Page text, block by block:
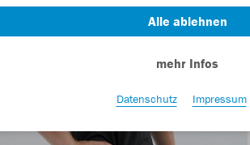
Alle ablehnen
mehr Infos
Datenschutz Impressum